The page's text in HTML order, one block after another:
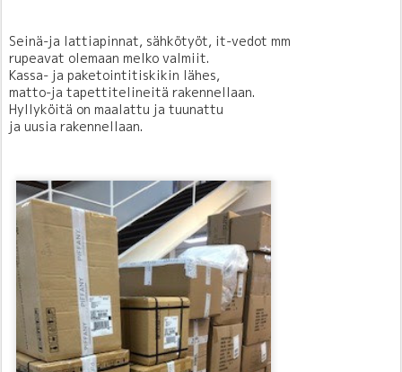
Seinä-ja lattiapinnat, sähkötyöt, it-vedot mm
rupeavat olemaan melko valmiit.
Kassa- ja paketointitiskikin lähes,
matto-ja tapettitelineitä rakennellaan.
Hyllyköitä on maalattu ja tuunattu
ja uusia rakennellaan.